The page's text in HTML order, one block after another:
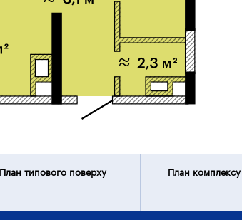
План типового поверху План комплексу